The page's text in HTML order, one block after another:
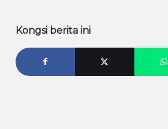
Kongsi berita ini